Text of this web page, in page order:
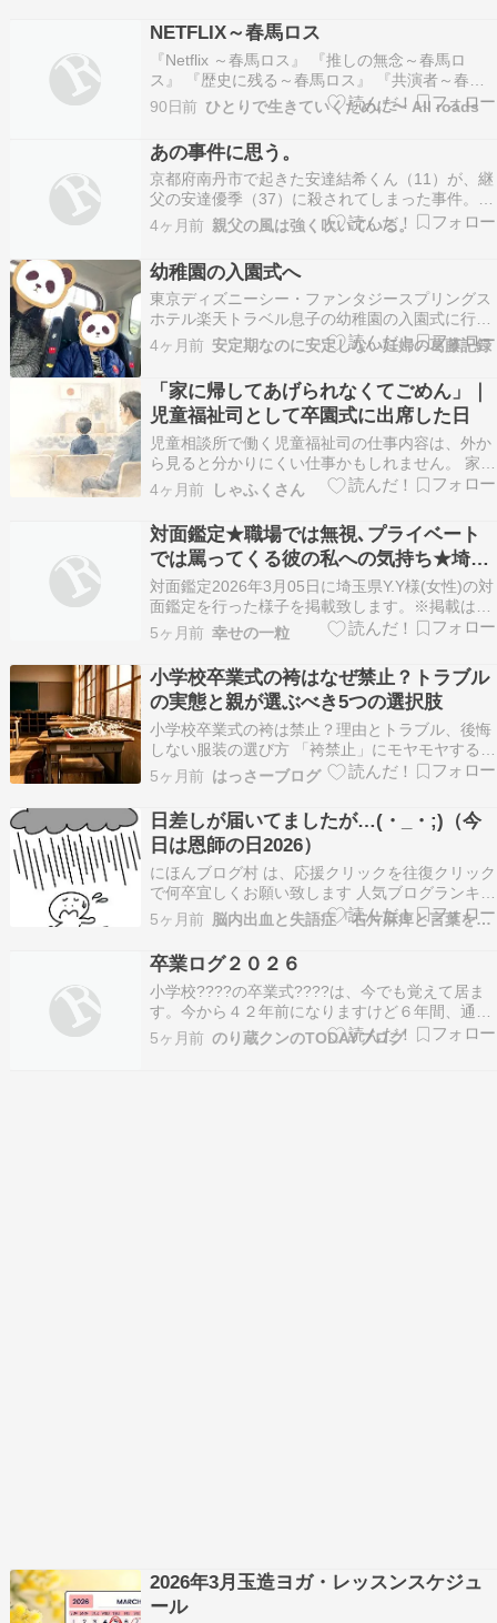
NETFLIX～春馬ロス
『Netflix ～春馬ロス』 『推しの無念～春馬ロ
ス』 『歴史に残る～春馬ロス』 『共演者～春馬
ロス』 『少年と大人～春馬ロス』 『城田優と三
浦春馬４～春馬ロス』 『三浦春馬のマネージャ…
ameblo.jp Netflixを見たら ごくせんがTOP10入り
してましたね～ うれ…
90日前 ひとりで生きていくために〜 All roads
あの事件に思う。
京都府南丹市で起きた安達結希くん（11）が、継
父の安達優季（37）に殺されてしまった事件。
オールドメディアは騒ぎ、SNSも大騒ぎであっ
た。 安達優季は中国籍であるとデマも出たりし
た。 安達優季が自動車で安達結希くんを卒業式を
控えた小学校へ奥て行ったが、安達結希くんが小
学校に登…
4ヶ月前 親父の風は強く吹いている。
幼稚園の入園式へ
東京ディズニーシー・ファンタジースプリングス
ホテル楽天トラベル息子の幼稚園の入園式に行っ
て参りました。（誰が見てるかわからないので、
タイトル画像と記事で画像を変えました汗）息子
はどんな感じだったかというと、最後まで制服を
着てくれませんでした集合写真は、制服を膝掛け
して撮るという…
4ヶ月前 安定期なのに安定しない妊婦の葛藤記録
「家に帰してあげられなくてごめん」｜
児童福祉司として卒園式に出席した日
児童相談所で働く児童福祉司の仕事内容は、外か
ら見ると分かりにくい仕事かもしれません。 家庭
訪問、ケース会議、学校との連携、保護者支援な
ど、日々の業務は多岐にわたります。 その中で、
子どもたちの卒園式や卒業式に出席すること […]
The post 「家に帰してあげられなくてごめん…
4ヶ月前 しゃふくさん
対面鑑定★職場では無視､プライベート
では罵ってくる彼の私への気持ち★埼玉
県Y.Y様
​対面鑑定2026年3月05日に埼玉県Y.Y様(女性)の対
面鑑定を行った様子を掲載致します。※掲載はお
客様の了解を得たもののみ行っています。※同じ
イニシャルとお住まいの地域の方が複数いらっし
ゃる場合があります。ーお得なピッタリ時間セッ
トー60分9500円→8000円(1500円…
5ヶ月前 幸せの一粒
小学校卒業式の袴はなぜ禁止？トラブル
の実態と親が選ぶべき5つの選択肢
小学校卒業式の袴は禁止？理由とトラブル、後悔
しない服装の選び方 「袴禁止」にモヤモヤする保
護者へ——学校が本当に伝えたいことと、子ども
のための装いの選び方 「学校からの『袴はご遠慮
ください』という通知に、どこか納得がいかなか
った」という保護者の方へ。学校側の視点を踏ま
えながら、…
5ヶ月前 はっさーブログ
日差しが届いてましたが…(・_・;)（今
日は恩師の日2026）
にほんブログ村 は、応援クリックを往復クリック
で何卒宜しくお願い致します 人気ブログランキン
グ は、応援クリックを何卒宜しくお願い致します
3月23日（月）の三連休明けの月曜日の大阪は、
午前中、日差しが届いてましたが、昼間はにわか
雨が降って来ました…夕方、また日差しが出てき
ました…
5ヶ月前 脳内出血と失語症「右片麻痺と言葉を失った人間」
卒業ログ２０２６
小学校????の卒業式????️は、今でも覚えて居ま
す。今から４２年前になりますけど６年間、通っ
て居た小学校????でした。遠足・社会科見学・運
動会などが有りました。楽しかった６年間でし
5ヶ月前 のり蔵クンのTODAYブログ
2026年3月玉造ヨガ・レッスンスケジュ
ール